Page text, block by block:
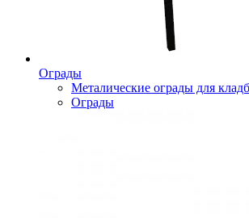
Ограды
Металические ограды для
Ограды